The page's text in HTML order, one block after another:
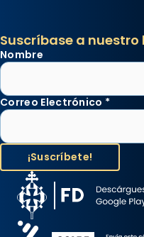
Suscríbase a
Nombre
Correo Electrónico *